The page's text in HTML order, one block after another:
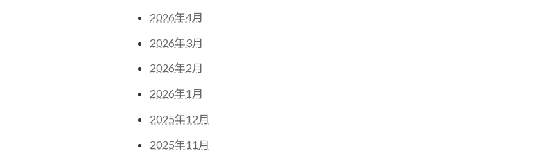
2026年4月
2026年3月
2026年2月
2026年1月
2025年12月
2025年11月